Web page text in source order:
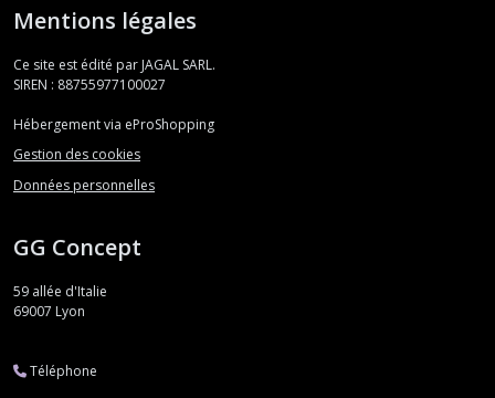
Afficher
résultats
Mentions légales
Ce site est édité par JAGAL SARL.
SIREN : 88755977100027
Hébergement via eProShopping
Gestion des cookies
Données personnelles
GG Concept
59 allée d'Italie
69007 Lyon
Téléphone